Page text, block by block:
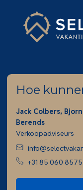
Hoe
Jack Colbers,
Berends
Verkoopadviseurs
+31 85 060 8575